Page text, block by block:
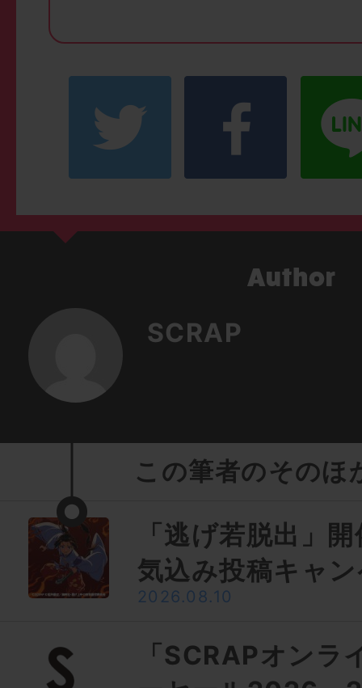
SCRAP
この筆者のそのほ
「逃げ若脱出」
気込み投稿キャ
2026.08.10
「SCRAPオンラ